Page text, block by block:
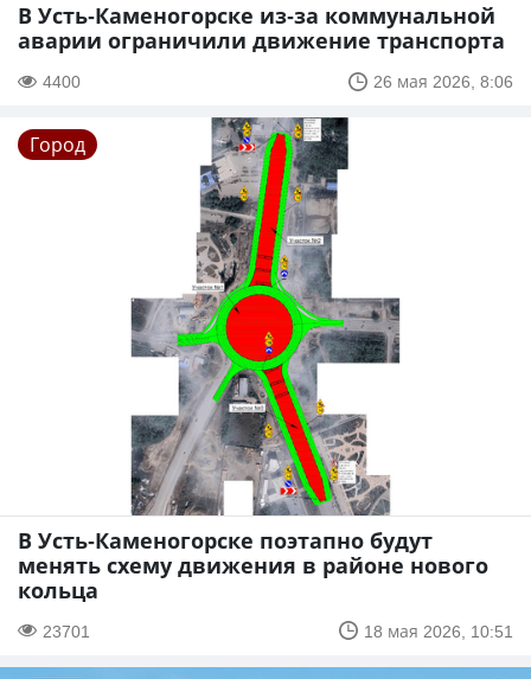
В Усть-Каменогорске из-за коммунальной
аварии ограничили движение транспорта
4400 26 мая 2026, 8:06
Город
В Усть-Каменогорске поэтапно будут
менять схему движения в районе нового
кольца
23701 18 мая 2026, 10:51